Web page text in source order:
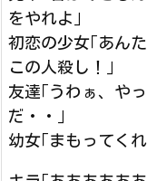
をやれよ｣
初恋の少女｢あん
この人殺し！｣
友達｢うわぁ、や
だ・・｣
幼女｢まもってく